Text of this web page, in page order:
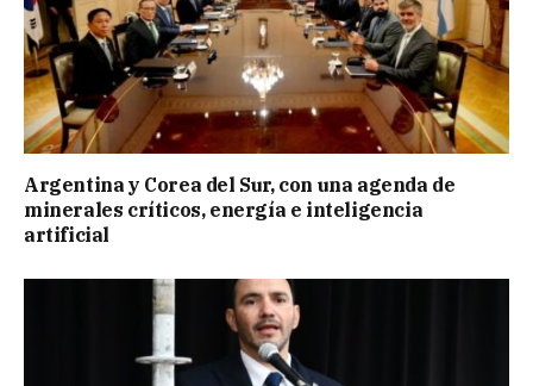
Argentina y Corea del Sur, con una agenda de
minerales críticos, energía e inteligencia
artificial